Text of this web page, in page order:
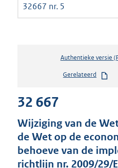
32667 nr. 5
Authentieke versie
Gerelateerd
32 667
Wijziging van de
de Wet op de
behoeve van de
richtlijn nr. 2009/29/